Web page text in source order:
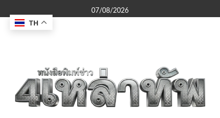
to
content
07/08/2026
TH